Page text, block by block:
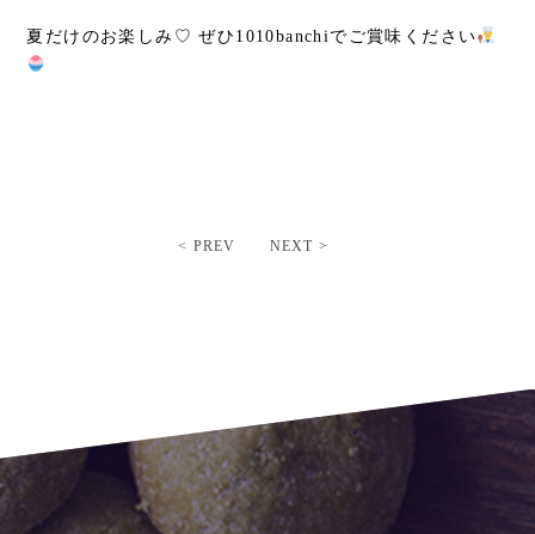
夏だけのお楽しみ♡ ぜひ1010banchiでご賞味ください
< PREV NEXT >